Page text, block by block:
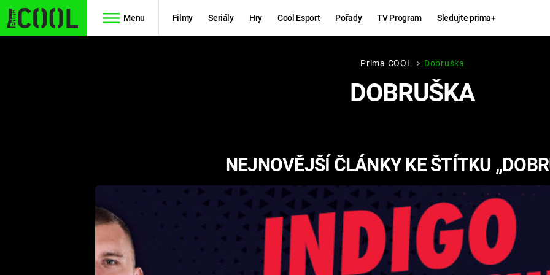
Menu Filmy Seriály Hry Cool Esport Pořady TV Program Sledujte prima+
FUTURAMA
RYCHLE A
ZBĚSILE 10
PREDÁTOR
Hry
KINGDOM
COME:
DELIVERANCE
ESPORT
CHUCK
NORRIS
Prima COOL Dobruška
DOBRUŠKA
NEJNOVĚJŠÍ ČLÁNKY KE ŠTÍTKU